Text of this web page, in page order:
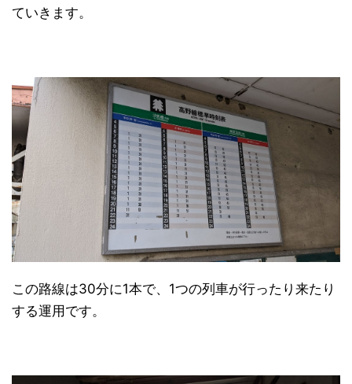
ていきます。
この路線は30分に1本で、1つの列車が行ったり来たり
する運用です。